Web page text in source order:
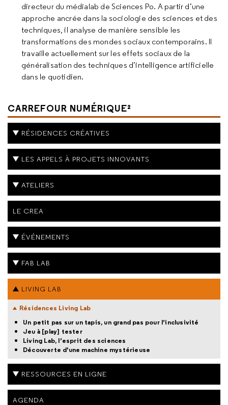
directeur du médialab de Sciences Po. A partir d’une
approche ancrée dans la sociologie des sciences et des
techniques, il analyse de manière sensible les
transformations des mondes sociaux contemporains. Il
travaille actuellement sur les effets sociaux de la
généralisation des techniques d’intelligence artificielle
dans le quotidien.
CARREFOUR NUMÉRIQUE²
RÉSIDENCES CRÉATIVES
LES APPELS À PROJETS INNOVANTS
ATELIERS
LE CREA
ÉVÉNEMENTS
FAB LAB
LIVING LAB
Résidences Living Lab
Un petit pas sur un tapis, un grand pas pour l’inclusivité
Jeu à [play] tester
Living Lab, l’esprit des sciences
Découverte d'une machine mystérieuse
RESSOURCES EN LIGNE
AGENDA